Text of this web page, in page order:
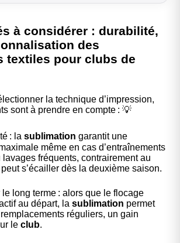
à considérer : durabilité,
des
textiles pour clubs de
la technique d’impression,
sont à prendre en compte : 💡
: la sublimation garantit une
même en cas d’entraînements
lavages fréquents, contrairement au
s’écailler dès la deuxième saison.
le long terme : alors que le flocage
au départ, la sublimation permet
réguliers, un gain
le club.